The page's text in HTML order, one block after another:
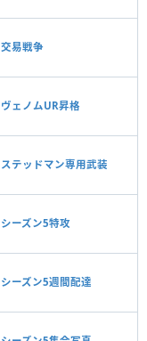
交易戦争
ヴェノムUR昇格
ステッドマン専用武装
シーズン5特攻
シーズン5週間配達